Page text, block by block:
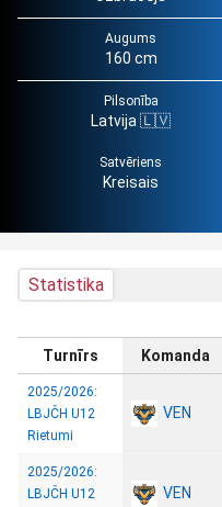
Augums
160 cm
Pilsonība
Latvija 🇱🇻
Satvēriens
Kreisais
Statistika
Turnīrs Komanda
2025/2026:
LBJČH U12
Rietumi
VEN
2025/2026:
LBJČH U12
VEN